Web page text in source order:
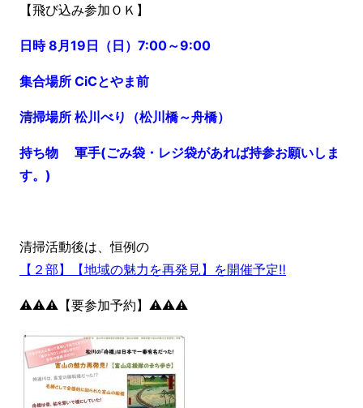
【飛び込み参加ＯＫ】
日時 8月19日（日）7:00～9:00
集合場所 CiCとやま前
清掃場所 松川べり（松川橋～舟橋）
持ち物 軍手(ごみ袋・レジ袋があれば持参お願いしま
す。)
清掃活動後は、恒例の
【２部】【地域の魅力を再発見】を開催予定‼️
⚠️⚠️⚠️【要参加予約】⚠️⚠️⚠️